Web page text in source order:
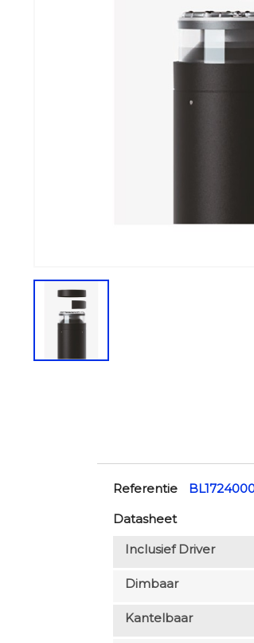
Referentie
Datasheet
Inclusief Driver
Dimbaar
Kantelbaar